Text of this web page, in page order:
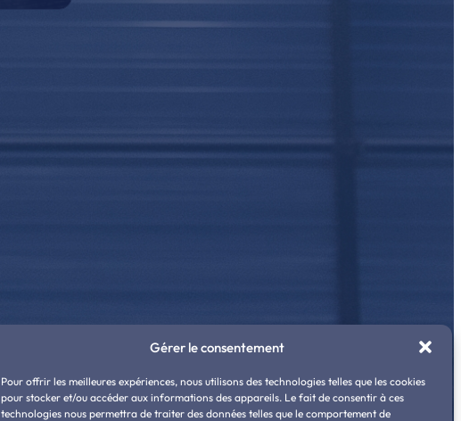
Gérer le consentement
Pour offrir les meilleures expériences, nous utilisons des technologies telles que les cookies
pour stocker et/ou accéder aux informations des appareils. Le fait de consentir à ces
technologies nous permettra de traiter des données telles que le comportement de